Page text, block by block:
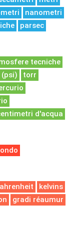
nanometri
parsec
tecniche
torr
d'acqua
kelvins
gradi réaumur